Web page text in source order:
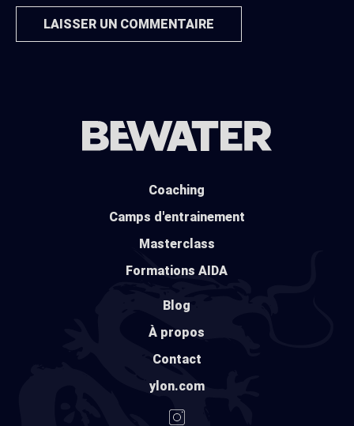
Coaching
Camps d'entrainement
Masterclass
Formations AIDA
Blog
À propos
Contact
ylon.com